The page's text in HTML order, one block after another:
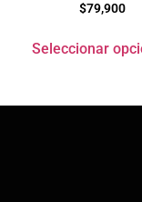
$79,900
Seleccionar